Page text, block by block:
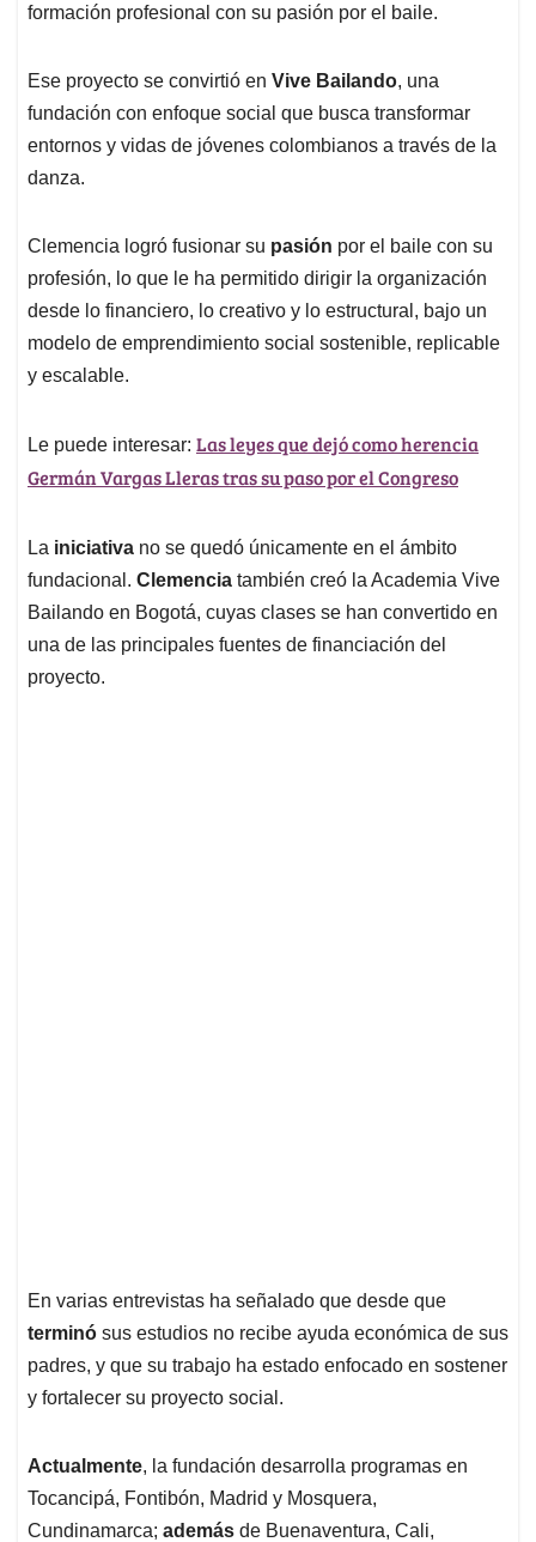
formación profesional con su pasión por el baile.
Ese proyecto se convirtió en Vive Bailando, una
fundación con enfoque social que busca transformar
entornos y vidas de jóvenes colombianos a través de la
danza.
Clemencia logró fusionar su pasión por el baile con su
profesión, lo que le ha permitido dirigir la organización
desde lo financiero, lo creativo y lo estructural, bajo un
modelo de emprendimiento social sostenible, replicable
y escalable.
Le puede interesar: Las leyes que dejó como herencia
Germán Vargas Lleras tras su paso por el Congreso
La iniciativa no se quedó únicamente en el ámbito
fundacional. Clemencia también creó la Academia Vive
Bailando en Bogotá, cuyas clases se han convertido en
una de las principales fuentes de financiación del
proyecto.
En varias entrevistas ha señalado que desde que
terminó sus estudios no recibe ayuda económica de sus
padres, y que su trabajo ha estado enfocado en sostener
y fortalecer su proyecto social.
Actualmente, la fundación desarrolla programas en
Tocancipá, Fontibón, Madrid y Mosquera,
Cundinamarca; además de Buenaventura, Cali,